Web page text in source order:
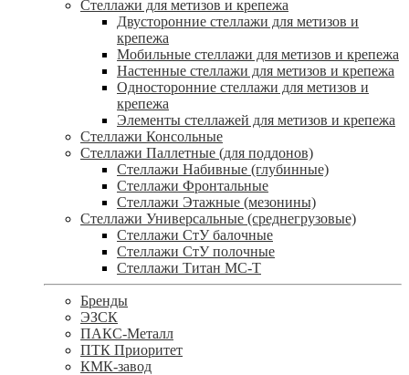
Стеллажи для метизов и крепежа
Двусторонние стеллажи для метизов и
крепежа
Мобильные стеллажи для метизов и крепежа
Настенные стеллажи для метизов и крепежа
Односторонние стеллажи для метизов и
крепежа
Элементы стеллажей для метизов и крепежа
Стеллажи Консольные
Стеллажи Паллетные (для поддонов)
Стеллажи Набивные (глубинные)
Стеллажи Фронтальные
Стеллажи Этажные (мезонины)
Стеллажи Универсальные (среднегрузовые)
Стеллажи СтУ балочные
Стеллажи СтУ полочные
Стеллажи Титан МС-Т
Бренды
ЭЗСК
ПАКС-Металл
ПТК Приоритет
КМК-завод